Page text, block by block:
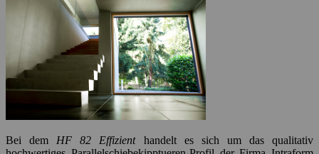
Bei demHF 82 Effizienthandelt es sich um das qualitativ